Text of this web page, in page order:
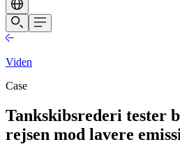
Viden
Case
Tankskibsrederi tester
rejsen mod lavere